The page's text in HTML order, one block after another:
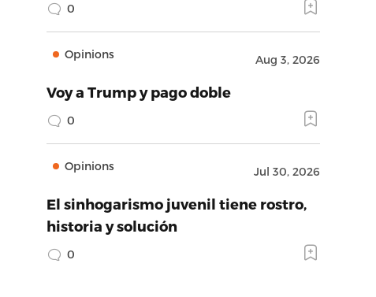
0
Opinions Aug 3, 2026
Voy a Trump y pago doble
0
Opinions Jul 30, 2026
El sinhogarismo juvenil tiene rostro,
historia y solución
0